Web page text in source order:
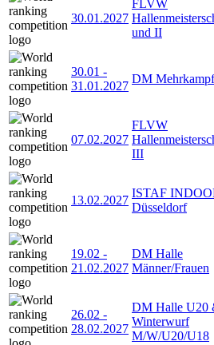
30.01.2027
FLVW
und II
30.01 -
31.01.2027
DM
07.02.2027
FLVW
III
13.02.2027
ISTAF
Düsseldorf
19.02 -
21.02.2027
DM Halle
Männer/Frauen
26.02 -
28.02.2027
DM Halle U20
Winterwurf
M/W/U20/U18